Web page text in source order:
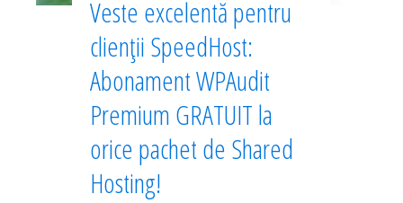
Veste excelentă pentru
clienții SpeedHost:
Abonament WPAudit
Premium GRATUIT la
orice pachet de Shared
Hosting!